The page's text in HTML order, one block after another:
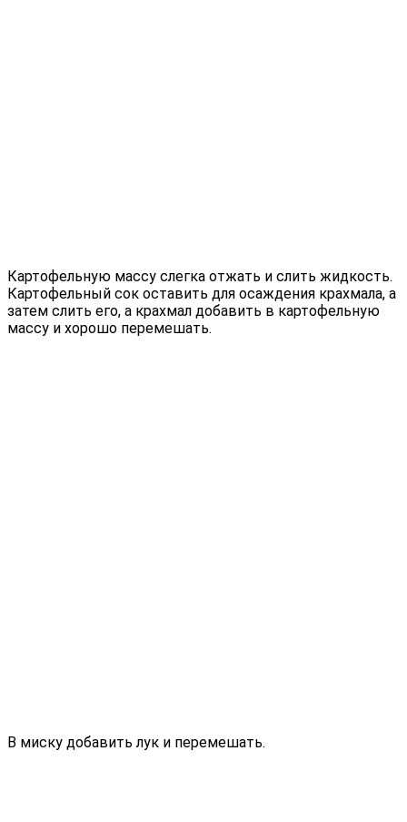
Картофельную массу слегка отжать и слить жидкость.
Картофельный сок оставить для осаждения крахмала, а
затем слить его, а крахмал добавить в картофельную
массу и хорошо перемешать.
В миску добавить лук и перемешать.